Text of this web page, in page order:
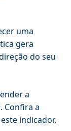
uma
gera
do seu
a
Confira a
indicador.